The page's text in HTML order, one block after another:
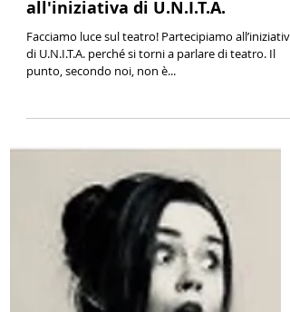
22 feb 2021
Kabukista partecipa
all'iniziativa di U.N.I.T.A.
Facciamo luce sul teatro! Partecipiamo all’iniziativa
di U.N.I.T.A. perché si torni a parlare di teatro. Il
punto, secondo noi, non è...